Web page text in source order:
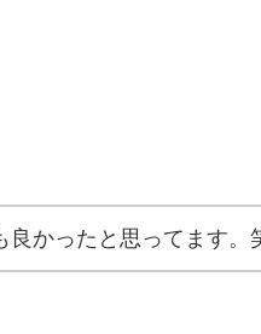
良かったと思ってます。